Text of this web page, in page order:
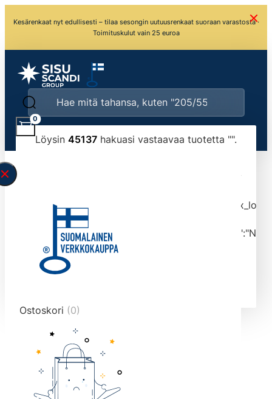
Kesärenkaat nyt edullisesti – tilaa sesongin uutuusrenkaat suoraan varastosta ·
Toimituskulut vain 25 euroa
Löysin 45137 hakuasi vastaavaa tuotetta "".
typed the search query correctly.<br>Currently
tmlmvi","meta_query":
data-original-query-vars="[]" data-page="1"
data-max-pages="4514" data-start="1" data-
end="10">
0
Ostoskori (0)